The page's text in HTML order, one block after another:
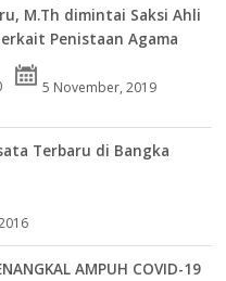
M.Th dimintai Saksi Ahli
Penistaan Agama
5 November, 2019
Terbaru di Bangka
AMPUH COVID-19